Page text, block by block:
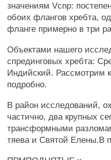
значениям Vcnp:
обоих флангов хребта,
фланге примерно в три
Объектами нашего
спрединговых хребта:
Индийский. Рассмотрим
подробно.
В район исследований,
частично, два крупных
трансформными
тяева и Святой Елены.В